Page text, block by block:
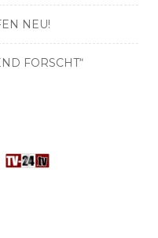
NEU!
FORSCHT“